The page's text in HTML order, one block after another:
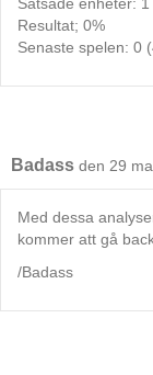
Resultat; 0%
Senaste spelen: 0
Badass den 29
Med dessa
kommer att gå
/Badass